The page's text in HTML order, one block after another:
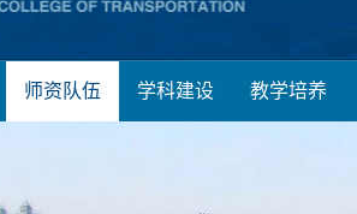
师资队伍 学科建设 教学培养